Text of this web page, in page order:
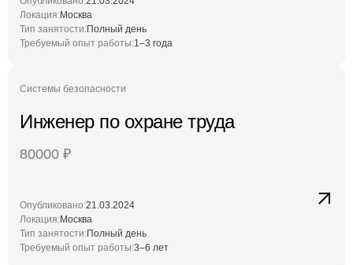
Локация:Москва
Тип занятости:Полный день
Требуемый опыт работы:1–3 года
Системы безопасности
Инженер по охране труда
80000 ₽
Опубликовано:21.03.2024
Локация:Москва
Тип занятости:Полный день
Требуемый опыт работы:3–6 лет